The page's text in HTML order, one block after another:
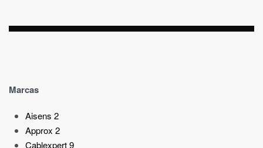
Marcas
Aisens 2
Approx 2
Cablexpert9